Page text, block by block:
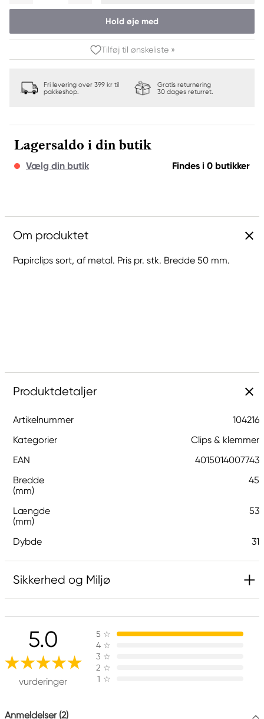
Hold øje med
Tilføj til ønskeliste »
Fri levering over 399 kr til
pakkeshop.
Gratis returnering
30 dages returret.
Lagersaldo i din butik
Vælg din butik Findes i 0 butikker
Om produktet
Papirclips sort, af metal. Pris pr. stk. Bredde 50 mm.
Produktdetaljer
Artikelnummer
104216
Kategorier
Clips & klemmer
EAN
4015014007743
Bredde
(mm)
45
Længde
(mm)
53
Dybde 31
Sikkerhed og Miljø
5.0
vurderinger
5 ☆
4 ☆
3 ☆
2 ☆
1 ☆
Anmeldelser (2)